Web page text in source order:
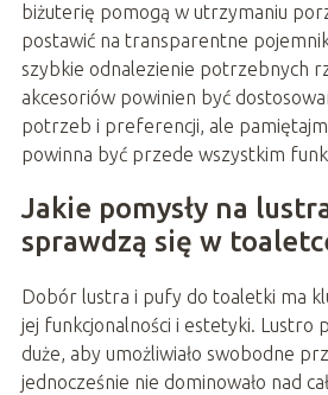
biżuterię pomogą w utrzymaniu
postawić na transparentne
szybkie odnalezienie potrzebnych
akcesoriów powinien być
potrzeb i preferencji, ale
powinna być przede wszystkim
Jakie pomysły na
sprawdzą się w
Dobór lustra i pufy do toaletki ma
jej funkcjonalności i estetyki. Lustro
duże, aby umożliwiało swobodne
jednocześnie nie dominowało nad